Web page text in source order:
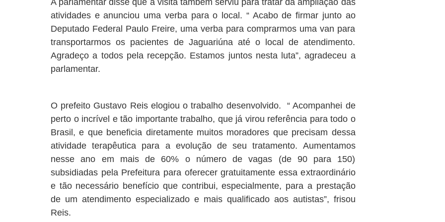
A parlamentar disse que a visita também serviu para tratar da ampliação das
atividades e anunciou uma verba para o local. “ Acabo de firmar junto ao
Deputado Federal Paulo Freire, uma verba para comprarmos uma van para
transportarmos os pacientes de Jaguariúna até o local de atendimento.
Agradeço a todos pela recepção. Estamos juntos nesta luta”, agradeceu a
parlamentar.
O prefeito Gustavo Reis elogiou o trabalho desenvolvido. “ Acompanhei de
perto o incrível e tão importante trabalho, que já virou referência para todo o
Brasil, e que beneficia diretamente muitos moradores que precisam dessa
atividade terapêutica para a evolução de seu tratamento. Aumentamos
nesse ano em mais de 60% o número de vagas (de 90 para 150)
subsidiadas pela Prefeitura para oferecer gratuitamente essa extraordinário
e tão necessário benefício que contribui, especialmente, para a prestação
de um atendimento especializado e mais qualificado aos autistas”, frisou
Reis.